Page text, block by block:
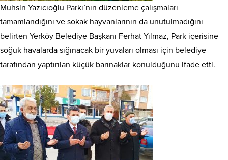
Muhsin Yazıcıoğlu Parkı’nın düzenleme çalışmaları
tamamlandığını ve sokak hayvanlarının da unutulmadığını
belirten Yerköy Belediye Başkanı Ferhat Yılmaz, Park içerisine
soğuk havalarda sığınacak bir yuvaları olması için belediye
tarafından yaptırılan küçük barınaklar konulduğunu ifade etti.